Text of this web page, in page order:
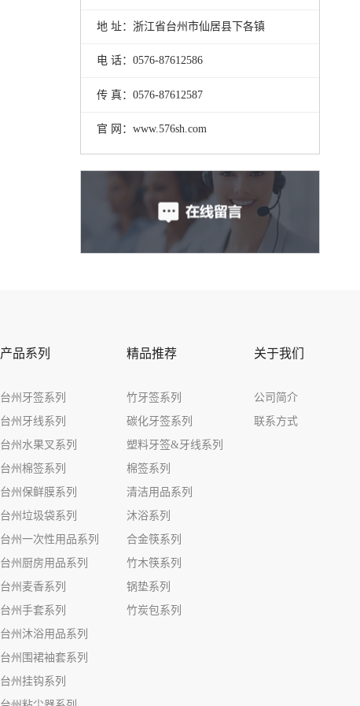
地 址：浙江省台州市仙居县下各镇
电 话：0576-87612586
传 真：0576-87612587
官 网：www.576sh.com
产品系列
台州牙签系列
台州牙线系列
台州水果叉系列
台州棉签系列
台州保鲜膜系列
台州垃圾袋系列
台州一次性用品系列
台州厨房用品系列
台州麦香系列
台州手套系列
台州沐浴用品系列
台州围裙袖套系列
台州挂钩系列
精品推荐
竹牙签系列
碳化牙签系列
塑料牙签&牙线系列
棉签系列
清洁用品系列
沐浴系列
合金筷系列
竹木筷系列
锅垫系列
竹炭包系列
关于我们
公司简介
联系方式